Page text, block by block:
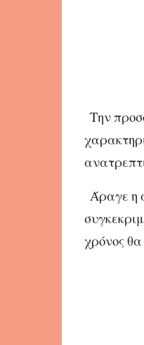
Την
Άραγε η
χρόνος θα